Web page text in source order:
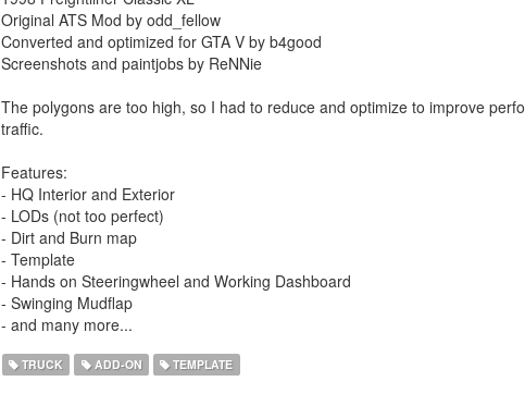
Original ATS Mod by odd_fellow
Converted and optimized for GTA V by b4good
Screenshots and paintjobs by ReNNie
The polygons are too high, so I had to reduce and optimize to improve
traffic.
Features:
- HQ Interior and Exterior
- LODs (not too perfect)
- Dirt and Burn map
- Template
- Hands on Steeringwheel and Working Dashboard
- Swinging Mudflap
- and many more...
TRUCK ADD-ON TEMPLATE